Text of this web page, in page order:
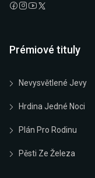
Prémiové tituly
Nevysvětlené Jevy
Hrdina Jedné Noci
Plán Pro Rodinu
Pěsti Ze Železa